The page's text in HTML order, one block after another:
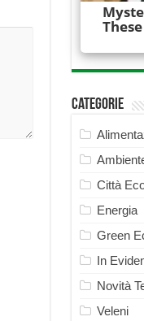
Categorie
Città
Energia
Green
In
Novità
Veleni